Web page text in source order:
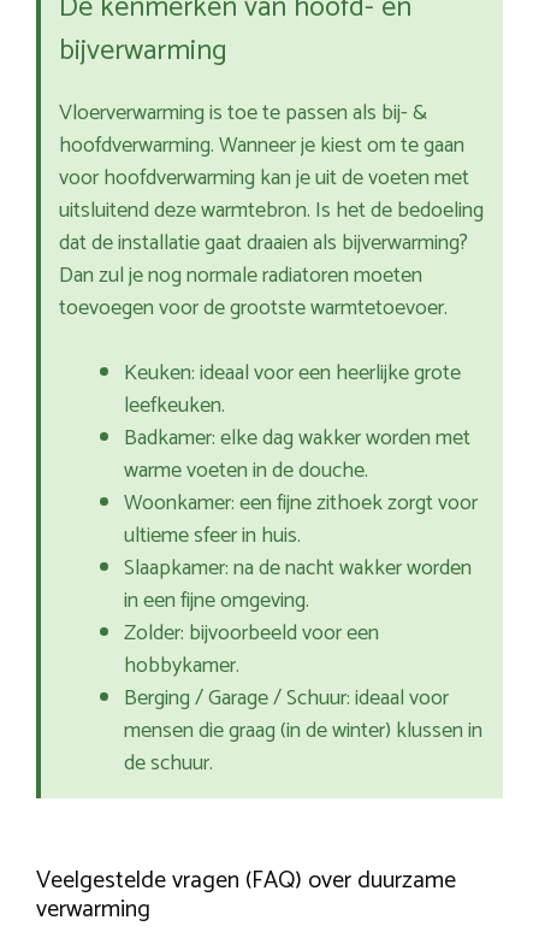
bijverwarming
Vloerverwarming is toe te passen als bij- &
hoofdverwarming. Wanneer je kiest om te gaan
voor hoofdverwarming kan je uit de voeten met
uitsluitend deze warmtebron. Is het de bedoeling
dat de installatie gaat draaien als bijverwarming?
Dan zul je nog normale radiatoren moeten
toevoegen voor de grootste warmtetoevoer.
Keuken: ideaal voor een heerlijke grote
leefkeuken.
Badkamer: elke dag wakker worden met
warme voeten in de douche.
Woonkamer: een fijne zithoek zorgt voor
ultieme sfeer in huis.
Slaapkamer: na de nacht wakker worden
in een fijne omgeving.
Zolder: bijvoorbeeld voor een
hobbykamer.
Berging / Garage / Schuur: ideaal voor
mensen die graag (in de winter) klussen in
de schuur.
Veelgestelde vragen (FAQ) over duurzame
verwarming